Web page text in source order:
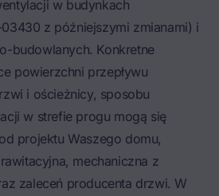
w budynkach
z późniejszymi zmianami) i
budowlanych. Konkretne
powierzchni przepływu
i ościeżnicy, sposobu
w strefie progu mogą się
projektu Waszego domu,
mechaniczna z
zaleceń producenta drzwi. W